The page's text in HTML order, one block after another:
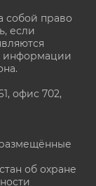
собой право
если
информации
офис 702,
об охране